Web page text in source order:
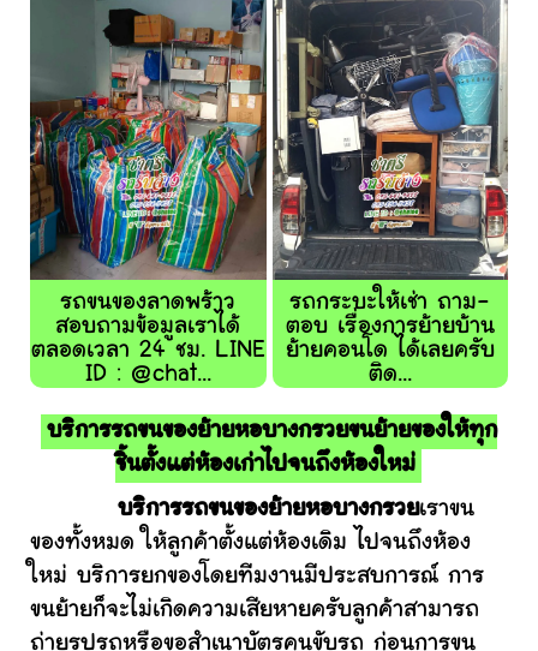
รถขนของลาดพร้าว
สอบถามข้อมูลเราได้
ตลอดเวลา 24 ชม. LINE
ID : @chat...
รถกระบะให้เช่า ถาม-
ตอบ เรื่องการย้ายบ้าน
ย้ายคอนโด ได้เลยครับ
ติด...
บริการรถขนของย้ายหอบางกรวยขนย้ายของให้ทุก
ชิ้นตั้งแต่ห้องเก่าไปจนถึงห้องใหม่
บริการรถขนของย้ายหอบางกรวยเราขน
ของทั้งหมด ให้ลูกค้าตั้งแต่ห้องเดิม ไปจนถึงห้อง
ใหม่ บริการยกของโดยทีมงานมีประสบการณ์ การ
ขนย้ายก็จะไม่เกิดความเสียหายครับลูกค้าสามารถ
ถ่ายรูปรถหรือขอสำเนาบัตรคนขับรถ ก่อนการขน